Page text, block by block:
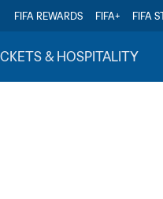
FIFA REWARDS FIFA+ FIFA
& HOSPITALITY